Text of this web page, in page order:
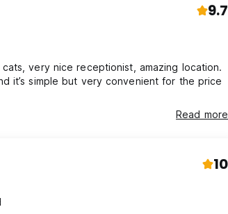
9.7
very nice receptionist, amazing location.
it’s simple but very convenient for the price
Read more
10